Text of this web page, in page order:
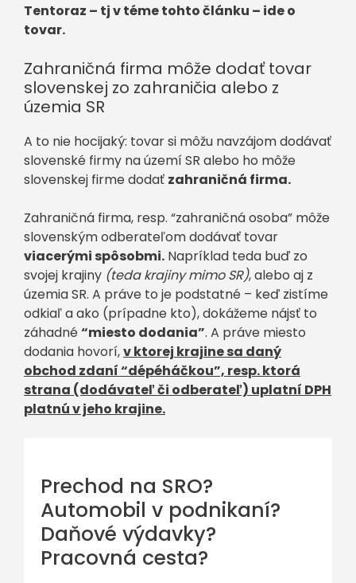
Tentoraz – tj v téme tohto článku – ide o
tovar.
Zahraničná firma môže dodať tovar
slovenskej zo zahraničia alebo z
územia SR
A to nie hocijaký: tovar si môžu navzájom dodávať
slovenské firmy na území SR alebo ho môže
slovenskej firme dodať zahraničná firma.
Zahraničná firma, resp. “zahraničná osoba” môže
slovenským odberateľom dodávať tovar
viacerými spôsobmi. Napríklad teda buď zo
svojej krajiny (teda krajiny mimo SR), alebo aj z
územia SR. A práve to je podstatné – keď zistíme
odkiaľ a ako (prípadne kto), dokážeme nájsť to
záhadné “miesto dodania”. A práve miesto
dodania hovorí,v ktorej krajine sa daný
obchod zdaní “dépéháčkou”, resp. ktorá
strana (dodávateľ či odberateľ) uplatní DPH
platnú v jeho krajine.
Prechod na SRO?
Automobil v podnikaní?
Daňové výdavky?
Pracovná cesta?